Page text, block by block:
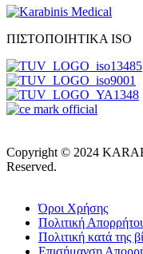
ΠΙΣΤΟΠΟΙΗΤΙΚΑ ISO
Copyright © 2024
Reserved.
Όροι Χρήσης
Πολιτική
Πολιτική κατά της